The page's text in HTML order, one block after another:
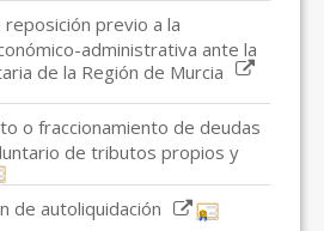
reposición previo a la
administrativa ante la
de la Región de Murcia
o fraccionamiento de deudas
de tributos propios y
de autoliquidación